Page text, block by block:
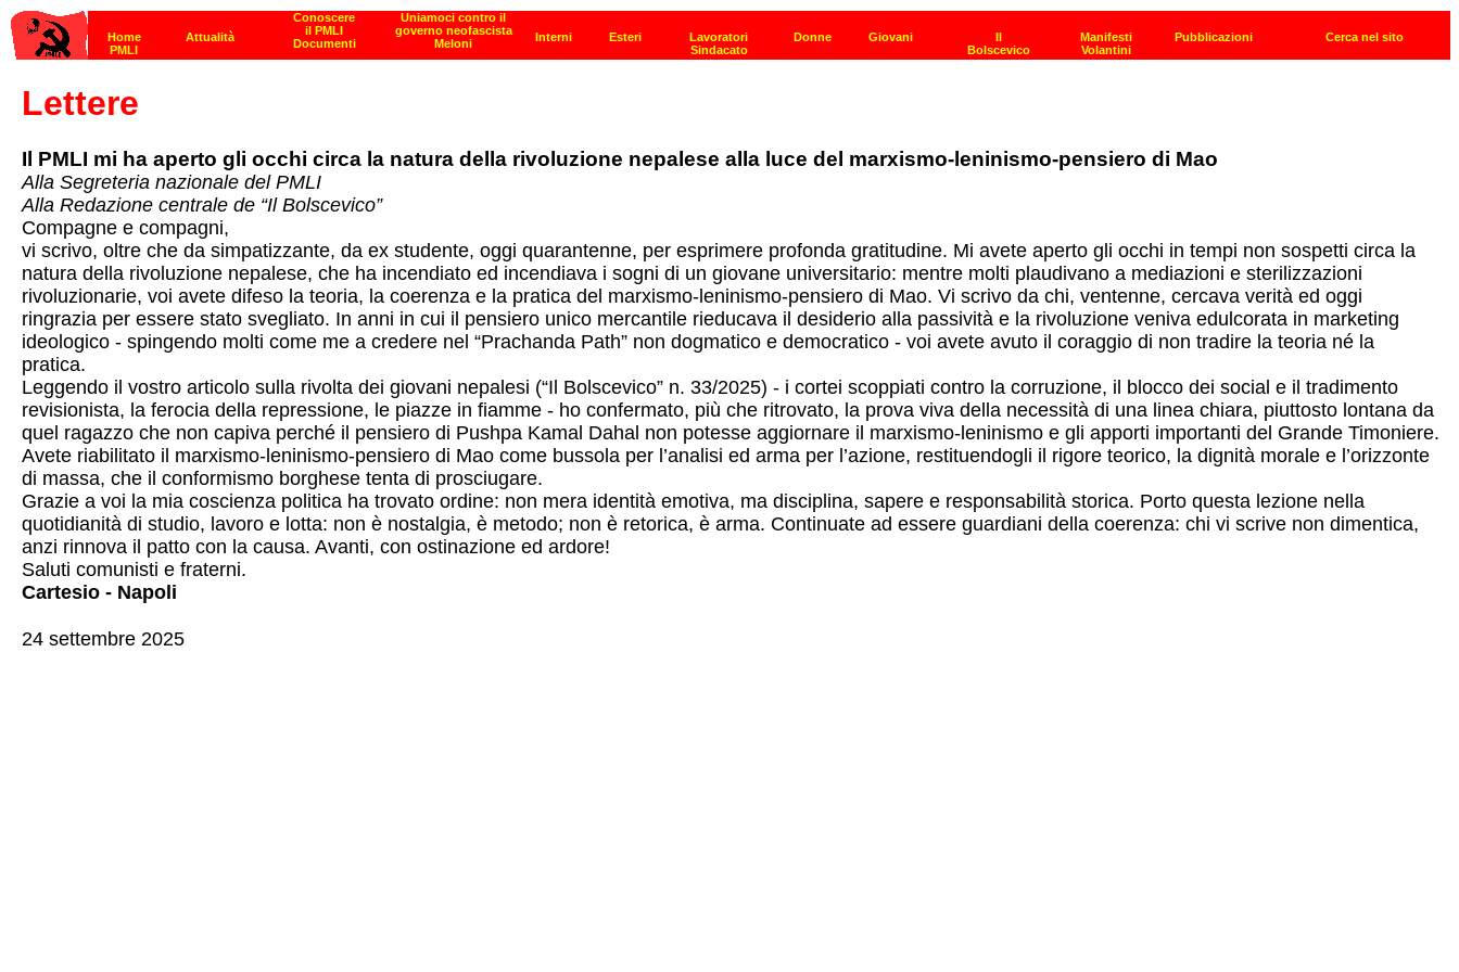
Lettere
Il PMLI mi ha aperto gli occhi circa la natura della rivoluzione nepalese alla luce del marxismo-leninismo-pensiero di Mao
Alla Segreteria nazionale del PMLI
Alla Redazione centrale de “Il Bolscevico”
Compagne e compagni,
vi scrivo, oltre che da simpatizzante, da ex studente, oggi quarantenne, per esprimere profonda gratitudine. Mi avete aperto gli occhi in tempi non sospetti circa la
natura della rivoluzione nepalese, che ha incendiato ed incendiava i sogni di un giovane universitario: mentre molti plaudivano a mediazioni e sterilizzazioni
rivoluzionarie, voi avete difeso la teoria, la coerenza e la pratica del marxismo-leninismo-pensiero di Mao. Vi scrivo da chi, ventenne, cercava verità ed oggi
ringrazia per essere stato svegliato. In anni in cui il pensiero unico mercantile rieducava il desiderio alla passività e la rivoluzione veniva edulcorata in marketing
ideologico - spingendo molti come me a credere nel “Prachanda Path” non dogmatico e democratico - voi avete avuto il coraggio di non tradire la teoria né la
pratica.
Leggendo il vostro articolo sulla rivolta dei giovani nepalesi (“Il Bolscevico” n. 33/2025) - i cortei scoppiati contro la corruzione, il blocco dei social e il tradimento
revisionista, la ferocia della repressione, le piazze in fiamme - ho confermato, più che ritrovato, la prova viva della necessità di una linea chiara, piuttosto lontana da
quel ragazzo che non capiva perché il pensiero di Pushpa Kamal Dahal non potesse aggiornare il marxismo-leninismo e gli apporti importanti del Grande Timoniere.
Avete riabilitato il marxismo-leninismo-pensiero di Mao come bussola per l’analisi ed arma per l’azione, restituendogli il rigore teorico, la dignità morale e l’orizzonte
di massa, che il conformismo borghese tenta di prosciugare.
Grazie a voi la mia coscienza politica ha trovato ordine: non mera identità emotiva, ma disciplina, sapere e responsabilità storica. Porto questa lezione nella
quotidianità di studio, lavoro e lotta: non è nostalgia, è metodo; non è retorica, è arma. Continuate ad essere guardiani della coerenza: chi vi scrive non dimentica,
anzi rinnova il patto con la causa. Avanti, con ostinazione ed ardore!
Saluti comunisti e fraterni.
Cartesio - Napoli
24 settembre 2025